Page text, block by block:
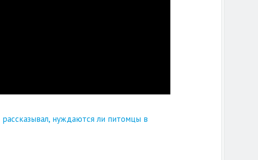
рассказывал, нуждаются ли питомцы в